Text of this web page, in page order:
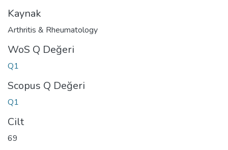
Kaynak
Arthritis & Rheumatology
WoS Q Değeri
Q1
Scopus Q Değeri
Q1
Cilt
69